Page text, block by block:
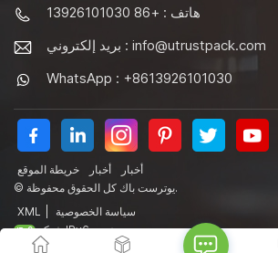
هاتف : +86 13926101030
بريد إلكتروني : info@utrustpack.com
WhatsApp : +8613926101030
خريطة الموقع أخبار
أخبار
© يوترست باك كل الحقوق محفوظة.
XML
سياسة الخصوصية
شبكة IPv6 مدعومة